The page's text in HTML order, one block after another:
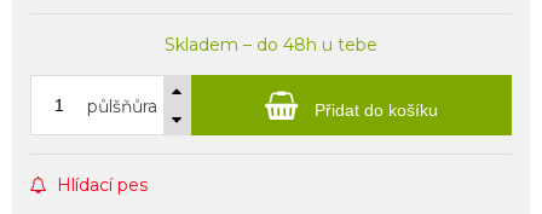
Skladem – do 48h u tebe
půlšňůra Přidat do košíku
Hlídací pes